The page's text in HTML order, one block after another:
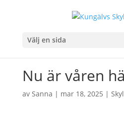
Välj en sida
Nu är våren
av Sanna | mar 18, 2025 |